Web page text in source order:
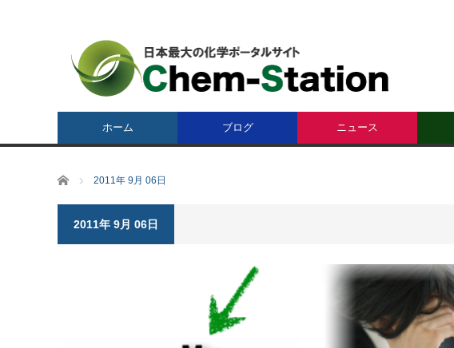
ホーム ブログ ニュース
ホーム 2011年 9月 06日
2011年 9月 06日